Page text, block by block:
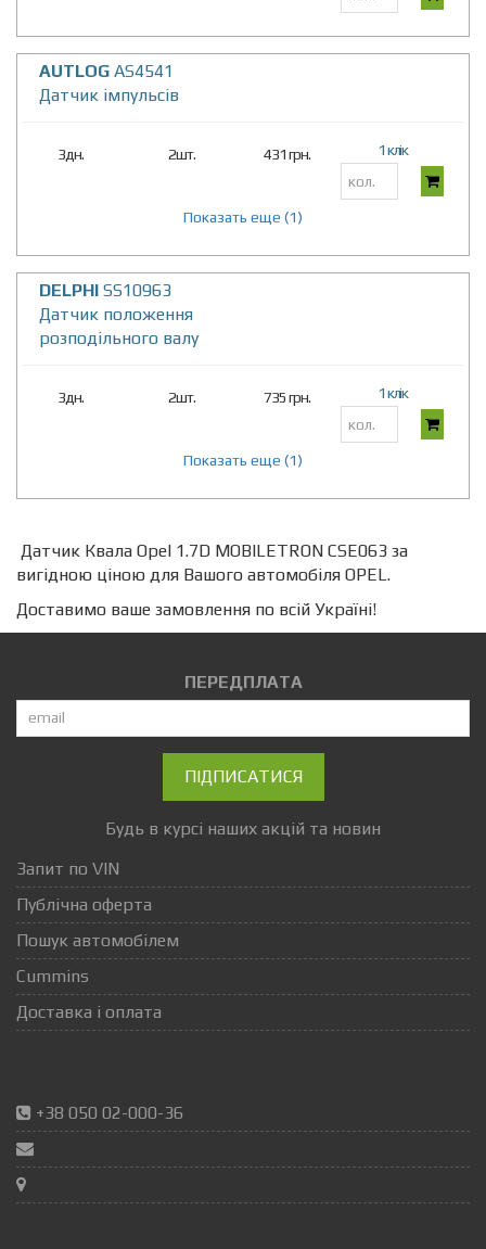
AUTLOG AS4541
Датчик iмпульсiв
3дн. 2шт. 431 грн. 1 клік
Показать еще (1)
DELPHI SS10963
Датчик положення
розподільного валу
3дн. 2шт. 735 грн. 1 клік
Показать еще (1)
Датчик Квала Opel 1.7D MOBILETRON CSE063 за
вигідною ціною для Вашого автомобіля OPEL.
Доставимо ваше замовлення по всій Україні!
ПЕРЕДПЛАТА
ПІДПИСАТИСЯ
Будь в курсі наших акцій та новин
Запит по VIN
Публічна оферта
Пошук автомобілем
Cummins
Доставка і оплата
+38 050 02-000-36